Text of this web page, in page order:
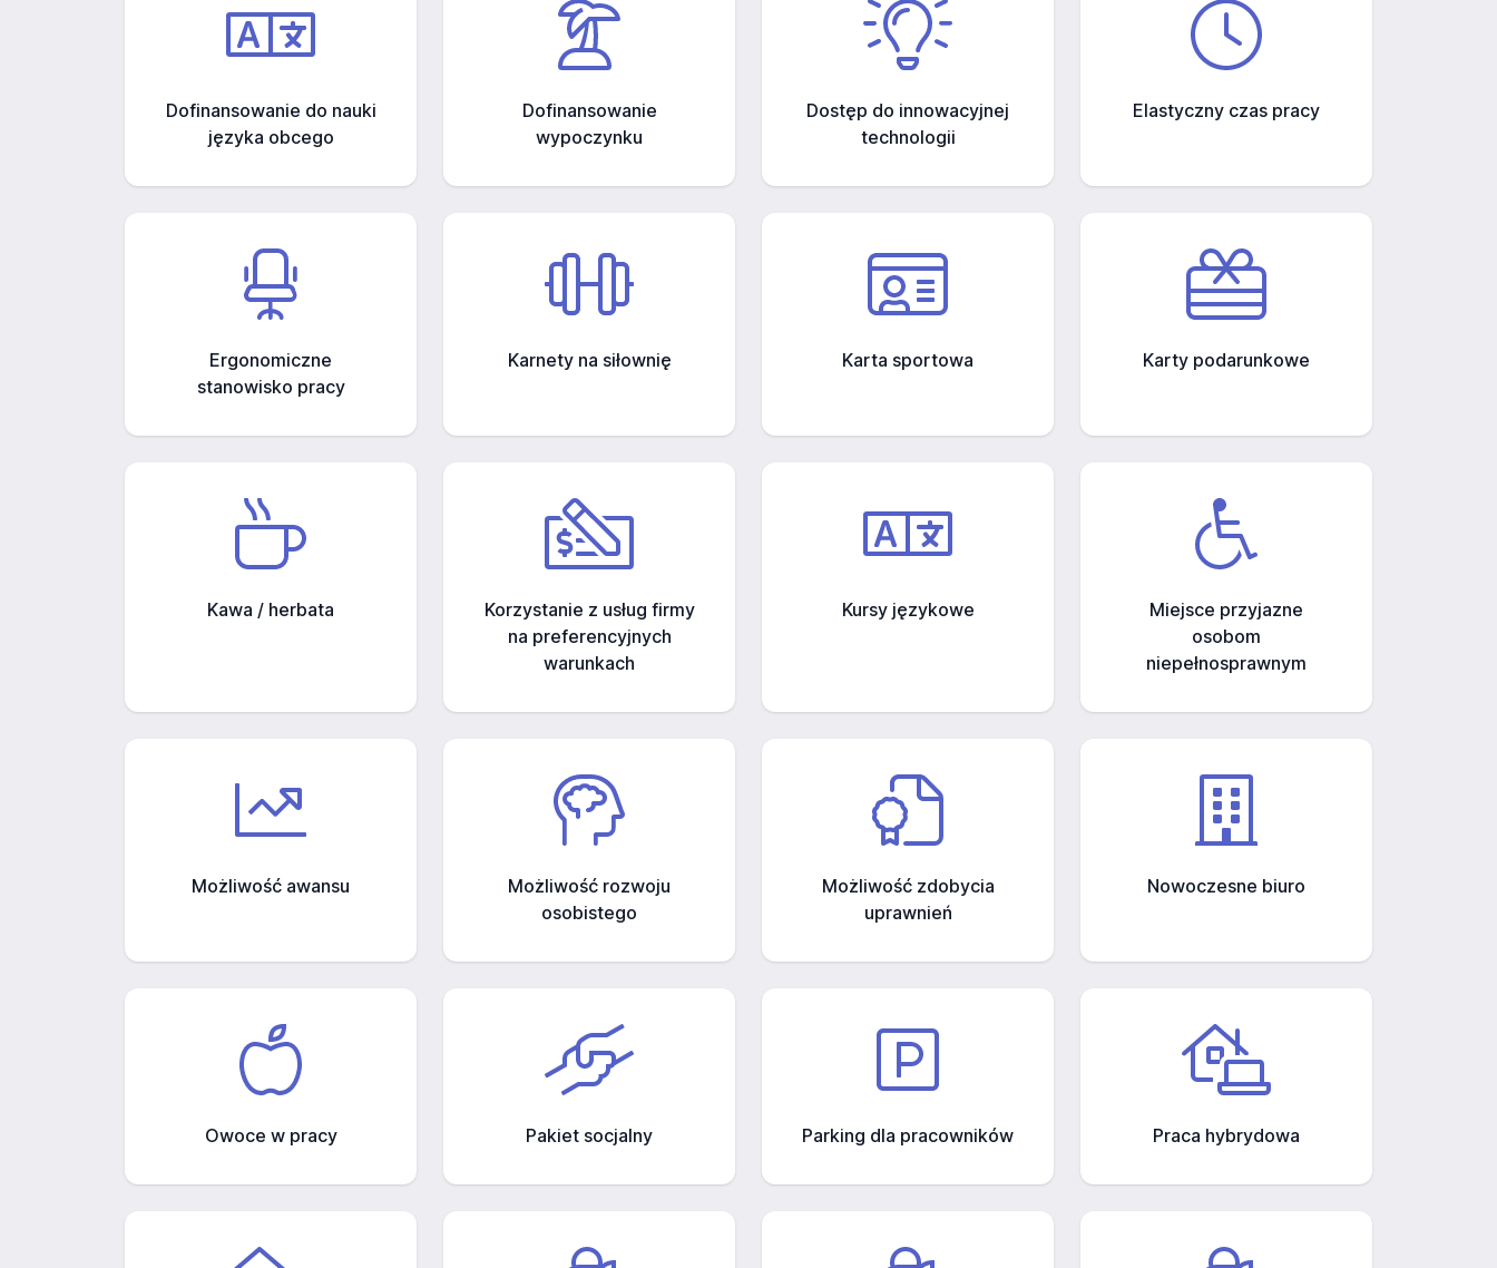
Dofinansowanie do nauki
języka obcego
Dofinansowanie
wypoczynku
Dostęp do innowacyjnej
technologii
Elastyczny czas pracy
Ergonomiczne
stanowisko pracy
Karnety na siłownię Karta sportowa Karty podarunkowe
Kawa / herbata
Korzystanie z usług firmy
na preferencyjnych
warunkach
Kursy językowe
Miejsce przyjazne
osobom
niepełnosprawnym
Możliwość awansu
Możliwość rozwoju
osobistego
Możliwość zdobycia
uprawnień
Nowoczesne biuro
Owoce w pracy Pakiet socjalny Parking dla pracowników Praca hybrydowa